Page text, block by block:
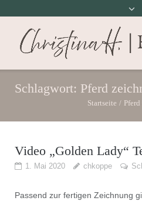
Schlagwort: Pferd
Startseite /
Video „Golden Lady“
1. Mai 2020 chkoppe
Passend zur fertigen Zeichnung